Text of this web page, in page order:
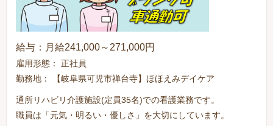
給与：月給241,000～271,000円
雇用形態： 正社員
勤務地： 【岐阜県可児市禅台寺】ほほえみデイケア
通所リハビリ介護施設(定員35名)での看護業務です。
職員は「元気・明るい・優しさ」を大切にしています。